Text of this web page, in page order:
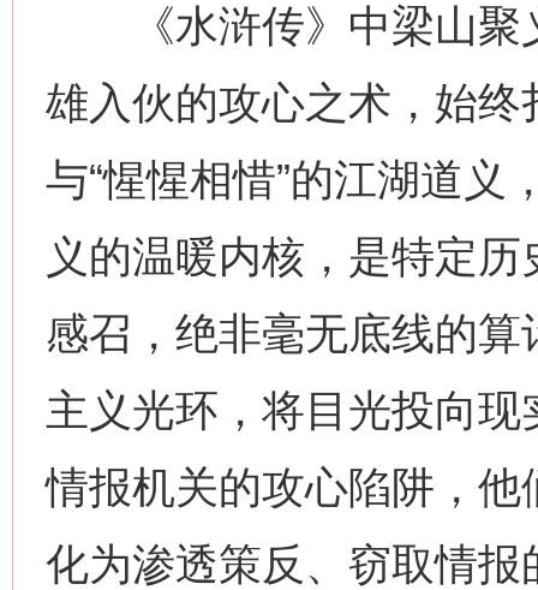
《水浒传》中梁山聚
雄入伙的攻心之术，始终
与“惺惺相惜”的江湖道义
义的温暖内核，是特定
感召，绝非毫无底线的
主义光环，将目光投向
情报机关的攻心陷阱，
化为渗透策反、窃取情